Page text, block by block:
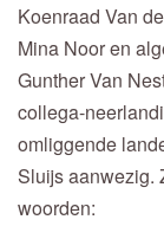
Koenraad Van
Mina Noor en
Gunther Van
collega-
omliggende
Sluijs aanwezig.
woorden: